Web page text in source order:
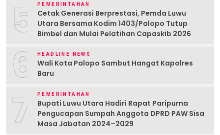
5 PEMERINTAHAN
Cetak Generasi Berprestasi, Pemda Luwu
Utara Bersama Kodim 1403/Palopo Tutup
Bimbel dan Mulai Pelatihan Capaskib 2026
6 HEADLINE NEWS
Wali Kota Palopo Sambut Hangat Kapolres
Baru
7 PEMERINTAHAN
Bupati Luwu Utara Hadiri Rapat Paripurna
Pengucapan Sumpah Anggota DPRD PAW Sisa
Masa Jabatan 2024–2029